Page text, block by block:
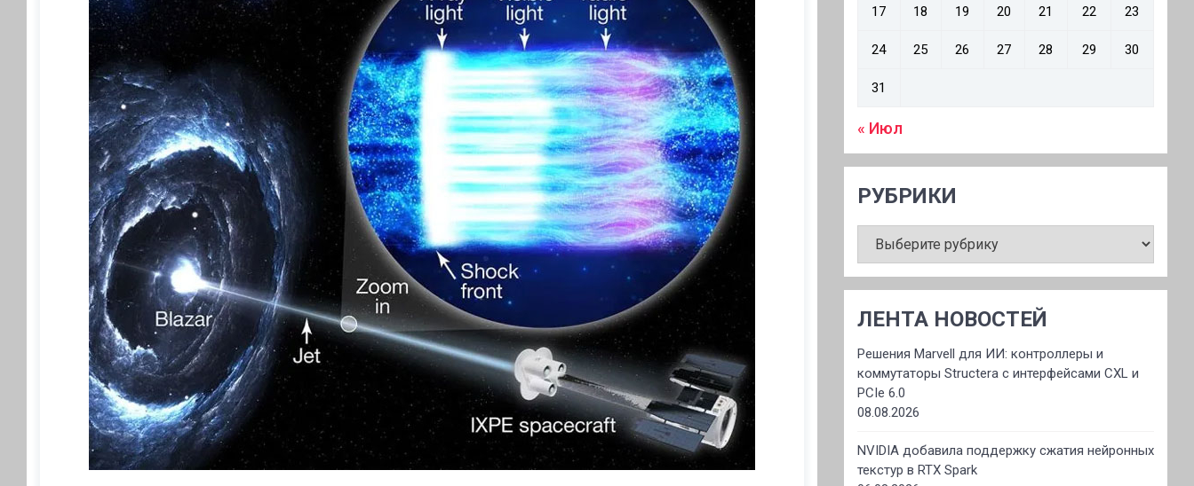
17 18 19 20 21 22 23
24 25 26 27 28 29 30
31
« Июл
РУБРИКИ
ЛЕНТА НОВОСТЕЙ
Решения Marvell для ИИ: контроллеры и
коммутаторы Structera с интерфейсами CXL и
PCIe 6.0
08.08.2026
NVIDIA добавила поддержку сжатия нейронных
текстур в RTX Spark